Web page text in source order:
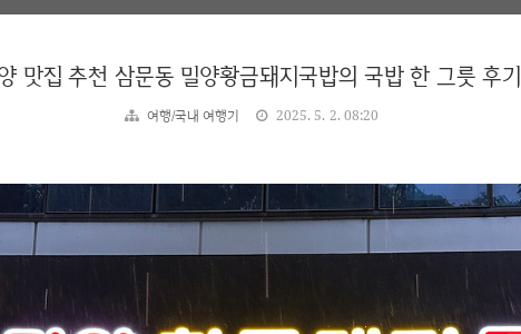
맛집 추천 삼문동 밀양황금돼지국밥의 국밥 한 그릇 후기
여행/국내 여행기 2025. 5. 2. 08:20